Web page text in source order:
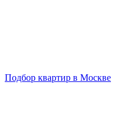
Подбор квартир в Москве